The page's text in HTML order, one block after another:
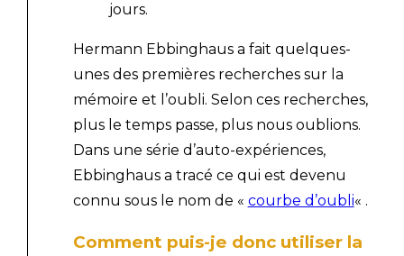
jours.
Hermann Ebbinghaus a fait quelques-
unes des premières recherches sur la
mémoire et l’oubli. Selon ces recherches,
plus le temps passe, plus nous oublions.
Dans une série d’auto-expériences,
Ebbinghaus a tracé ce qui est devenu
connu sous le nom de « courbe d’oubli« .
Comment puis-je donc utiliser la